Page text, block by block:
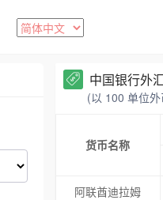
中国银行外
(以 100 单位
货币名称
阿联酋迪拉姆